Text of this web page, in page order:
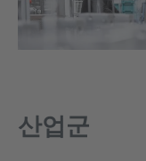
산업군